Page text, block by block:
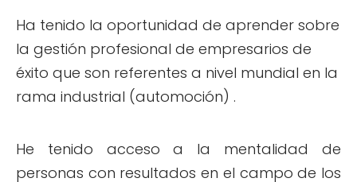
Ha tenido la oportunidad de aprender sobre
la gestión profesional de empresarios de
éxito que son referentes a nivel mundial en la
rama industrial (automoción) .
He tenido acceso a la mentalidad de
personas con resultados en el campo de los